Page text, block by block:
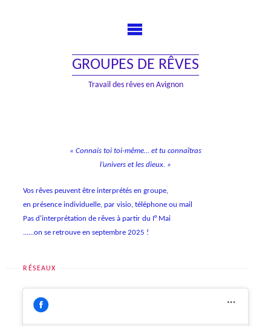
GROUPES DE RÊVES
Travail des rêves en Avignon
« Connais toi toi-même… et tu connaîtras
l’univers et les dieux. »
Vos rêves peuvent être interprétés en groupe,
en présence individuelle, par visio, téléphone ou mail
Pas d'interprétation de rêves à partir du I° Mai
......on se retrouve en septembre 2025 !
RÉSEAUX